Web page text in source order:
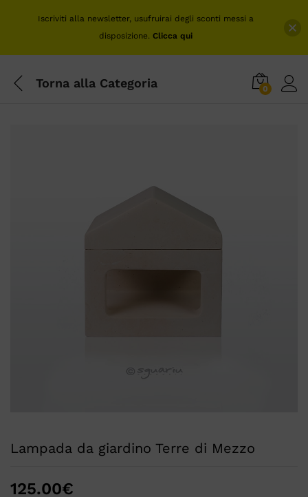
Torna alla Categoria 0
Lampada da giardino Terre di Mezzo
125.00€
Iscriviti alla newsletter, usufruirai degli sconti messi a
disposizione. Clicca qui